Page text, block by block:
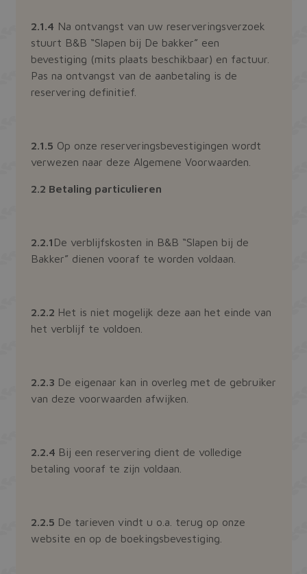
2.1.4 Na ontvangst van uw reserveringsverzoek
stuurt B&B “Slapen bij De bakker” een
bevestiging (mits plaats beschikbaar) en factuur.
Pas na ontvangst van de aanbetaling is de
reservering definitief.
2.1.5 Op onze reserveringsbevestigingen wordt
verwezen naar deze Algemene Voorwaarden.
2.2 Betaling particulieren
2.2.1 De verblijfskosten in B&B “Slapen bij de
Bakker” dienen vooraf te worden voldaan.
2.2.2 Het is niet mogelijk deze aan het einde van
het verblijf te voldoen.
2.2.3 De eigenaar kan in overleg met de gebruiker
van deze voorwaarden afwijken.
2.2.4 Bij een reservering dient de volledige
betaling vooraf te zijn voldaan.
2.2.5 De tarieven vindt u o.a. terug op onze
website en op de boekingsbevestiging.